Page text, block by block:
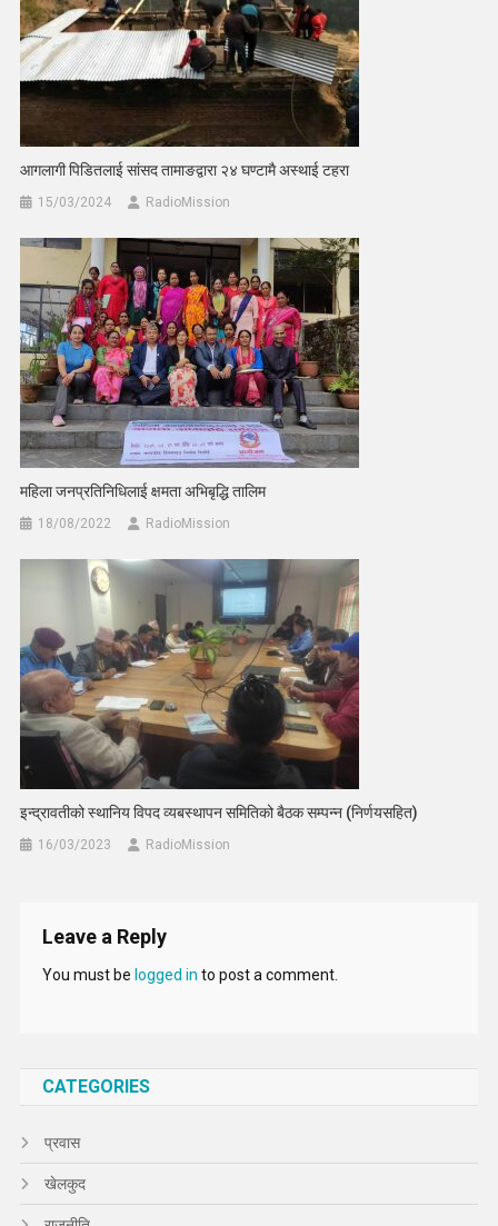
आगलागी पिडितलाई सांसद तामाङद्वारा २४ घण्टामै अस्थाई टहरा
15/03/2024 RadioMission
महिला जनप्रतिनिधिलाई क्षमता अभिबृद्धि तालिम
18/08/2022 RadioMission
इन्द्रावतीको स्थानिय विपद व्यबस्थापन समितिको बैठक सम्पन्न (निर्णयसहित)
16/03/2023 RadioMission
Leave a Reply
You must be logged in to post a comment.
CATEGORIES
प्रवास
खेलकुद